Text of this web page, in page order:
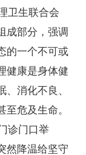
卫生联合会
成部分，强调
的一个不可或
健康是身体健
消化不良、
危及生命。
诊门口举
然降温给坚守